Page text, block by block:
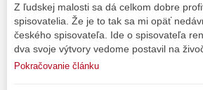
Z ľudskej malosti sa dá celkom dobre
spisovatelia. Že je to tak sa mi opäť
českého spisovateľa. Ide o spisovateľa
dva svoje výtvory vedome postavil na
Pokračovanie článku